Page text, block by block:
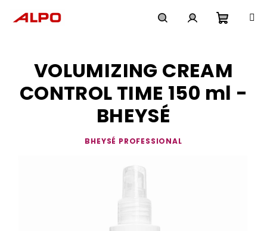
košík
VOLUMIZING CREAM
CONTROL TIME 150 ml -
BHEYSÉ
BHEYSÉ PROFESSIONAL